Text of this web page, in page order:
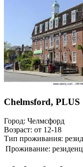
Chelmsford, PLUS
Город: Челмсфорд
Возраст: от 12-18
Тип проживания:
Проживание: